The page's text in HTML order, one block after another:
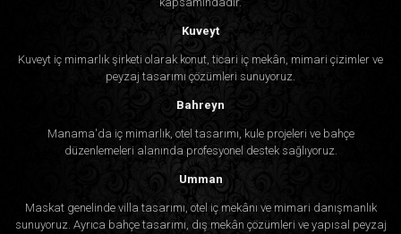
Kuveyt
Kuveyt iç mimarlık şirketi olarak konut, ticari iç mekân, mimari çizimler ve
peyzaj tasarımı çözümleri sunuyoruz.
Bahreyn
Manama'da iç mimarlık, otel tasarımı, kule projeleri ve bahçe
düzenlemeleri alanında profesyonel destek sağlıyoruz.
Umman
Maskat genelinde villa tasarımı, otel iç mekânı ve mimari danışmanlık
sunuyoruz. Ayrıca bahçe tasarımı, dış mekân çözümleri ve yapısal peyzaj